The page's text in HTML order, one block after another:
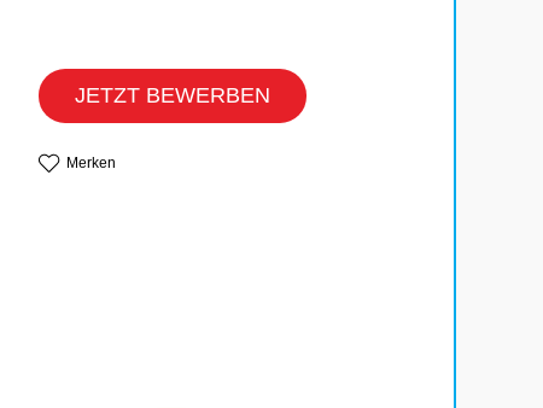
JETZT BEWERBEN
Merken